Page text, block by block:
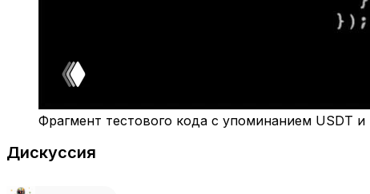
Фрагмент тестового кода с упоминанием USDT и
Дискуссия